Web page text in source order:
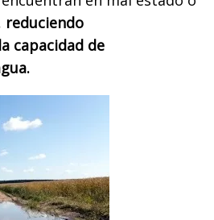
reduciendo
capacidad de